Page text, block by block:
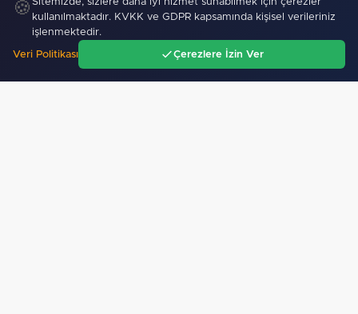
🍪 kullanılmaktadır. KVKK ve GDPR kapsamında kişisel verileriniz
işlenmektedir.
Veri Politikası Çerezlere İzin Ver
Gündem Ara Menü